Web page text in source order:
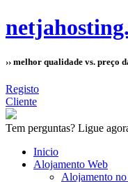
›› melhor qualidade vs. preço
Registo
Cliente
Tem perguntas? Ligue
Inicio
Alojamento Web
Alojamento